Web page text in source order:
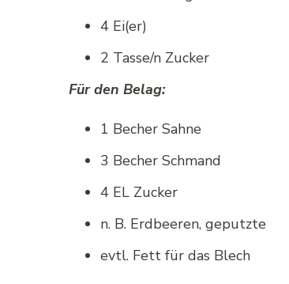
4 Ei(er)
2 Tasse/n Zucker
Für den Belag:
1 Becher Sahne
3 Becher Schmand
4 EL Zucker
n. B. Erdbeeren, geputzte
evtl. Fett für das Blech